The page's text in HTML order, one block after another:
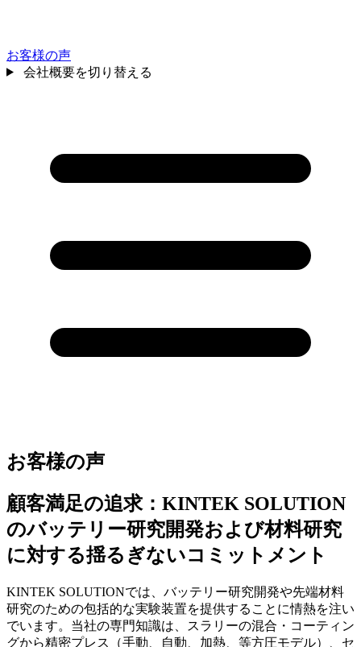
お客様の声
会社概要を切り替える
お客様の声
顧客満足の追求：KINTEK SOLUTION
のバッテリー研究開発および材料研究
に対する揺るぎないコミットメント
KINTEK SOLUTIONでは、バッテリー研究開発や先端材料
研究のための包括的な実験装置を提供することに情熱を注い
でいます。当社の専門知識は、スラリーの混合・コーティン
グから精密プレス（手動、自動、加熱、等方圧モデル）、セ